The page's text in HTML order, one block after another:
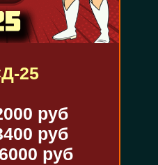
25
руб
руб
6000 руб